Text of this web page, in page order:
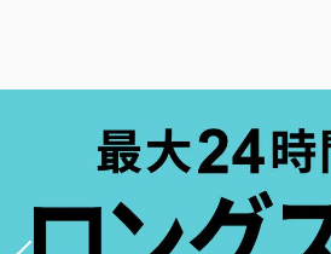
2
セミダブルサイズ / 幅100-
Wi-Fiあり（無料）